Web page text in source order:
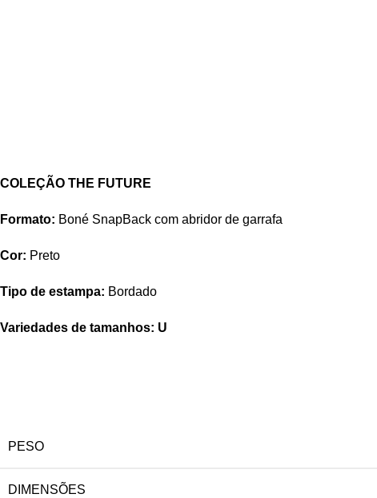
COLEÇÃO THE FUTURE
Formato: Boné SnapBack com abridor de garrafa
Cor: Preto
Tipo de estampa: Bordado
Variedades de tamanhos: U
PESO
DIMENSÕES